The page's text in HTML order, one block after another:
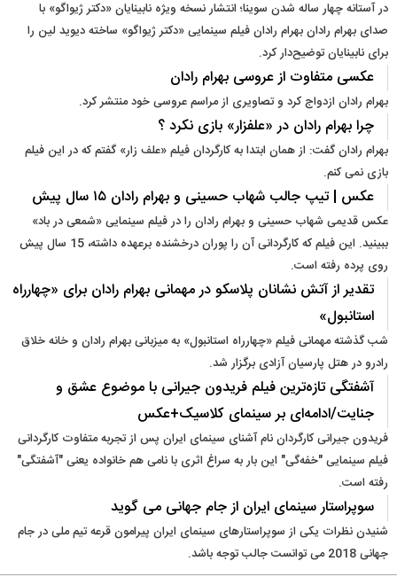
در آستانه چهار ساله شدن سوینا؛ انتشار نسخه ویژه نابینایان «دکتر ژیواگو» با
صدای بهرام رادان بهرام رادان فیلم سینمایی «دکتر ژیواگو» ساخته دیوید لین را
برای نابینایان توضیح‌دار کرد.
عکسی متفاوت از عروسی بهرام رادان
بهرام رادان ازدواج کرد و تصاویری از مراسم عروسی خود منتشر کرد.
چرا بهرام رادان در «علفزار» بازی نکرد ؟
بهرام رادان گفت: از همان ابتدا به کارگردان فیلم «علف زار» گفتم که در این فیلم
بازی نمی کنم.
عکس | تیپ جالب شهاب حسینی و بهرام رادان ۱۵ سال پیش
عکس قدیمی شهاب حسینی و بهرام رادان را در فیلم سینمایی «شمعی در باد»
ببینید. این فیلم که کارگردانی آن را پوران درخشنده برعهده داشته، 15 سال پیش
روی پرده رفته است.
تقدیر از آتش نشانان پلاسکو در مهمانی بهرام رادان برای «چهارراه
استانبول»
شب گذشته مهمانی فیلم «چهارراه استانبول» به میزبانی بهرام رادان و خانه خلاق
رادرو در هتل پارسیان آزادی برگزار شد.
آشفتگی تازه‌ترین فیلم فریدون جیرانی با موضوع عشق و
جنایت/ادامه‌ای بر سینمای کلاسیک+عکس
فریدون جیرانی کارگردان نام آشنای سینمای ایران پس از تجربه متفاوت کارگردانی
فیلم سینمایی "خفه‌گی" این بار به سراغ اثری با نامی هم خانواده یعنی "آشفتگی"
رفته است.
سوپراستار سینمای ایران از جام جهانی می گوید
شنیدن نظرات یکی از سوپراستارهای سینمای ایران پیرامون قرعه تیم ملی در جام
جهانی 2018 می توانست جالب توجه باشد.